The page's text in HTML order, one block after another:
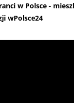
w Polsce -
wPolsce24